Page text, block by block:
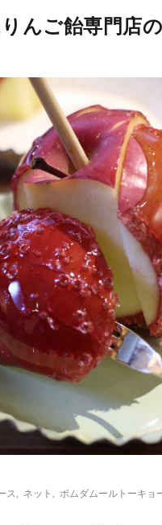
んご飴専門店
ス ネット ポムダムールトーキョ